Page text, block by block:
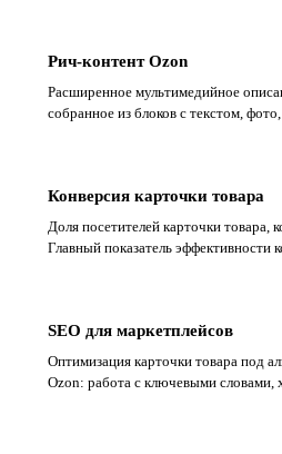
Рич-контент Ozon
Расширенное мультимедийное
собранное из блоков с текстом,
Конверсия карточки товара
Доля посетителей карточки товара,
Главный показатель эффективности
SEO для маркетплейсов
Оптимизация карточки товара под
Ozon: работа с ключевыми словами,